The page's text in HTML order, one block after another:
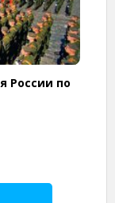
России по